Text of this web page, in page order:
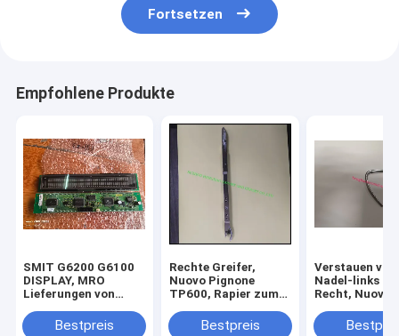
Fortsetzen
Empfohlene Produkte
SMIT G6200 G6100
DISPLAY, MRO
Lieferungen von
Bestpreis
Rechte Greifer,
Nuovo Pignone
TP600, Rapier zum
Loom
Bestpreis
Verstauen von
Nadel-links
Recht, Nuovo
Rapier für